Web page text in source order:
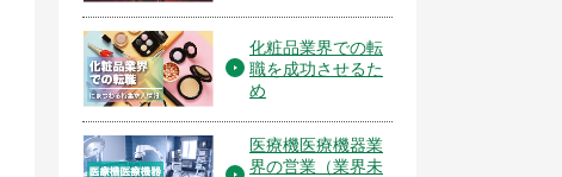
化粧品業界での転
職を成功させるた
め
医療機医療機器業
界の営業（業界未